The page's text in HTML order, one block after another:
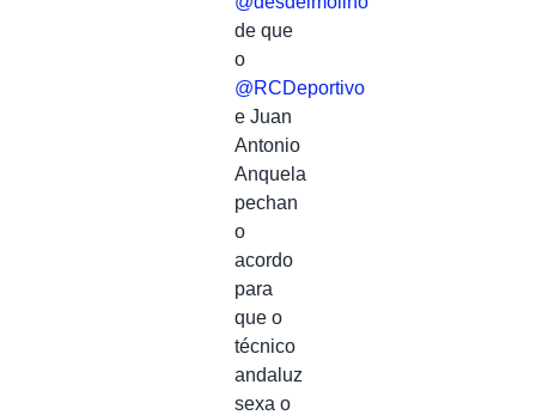
de que
o
@RCDeportivo
e Juan
Antonio
Anquela
pechan
o
acordo
para
que o
técnico
andaluz
sexa o